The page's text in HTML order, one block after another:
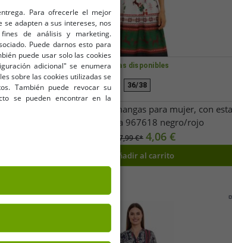
Tallas disponibles
36/38
de fiesta navideño sin mangas para mujer, con
acampanada 967618 negro/rojo
37,99 €* 4,06 €
Añadir al carrito
Para ofrecerle el mejor
adapten a sus intereses, nos
de análisis y marketing.
Puede darnos esto para
puede usar solo las cookies
adicional" se enumera
sobre las cookies utilizadas se
También puede revocar su
se pueden encontrar en la